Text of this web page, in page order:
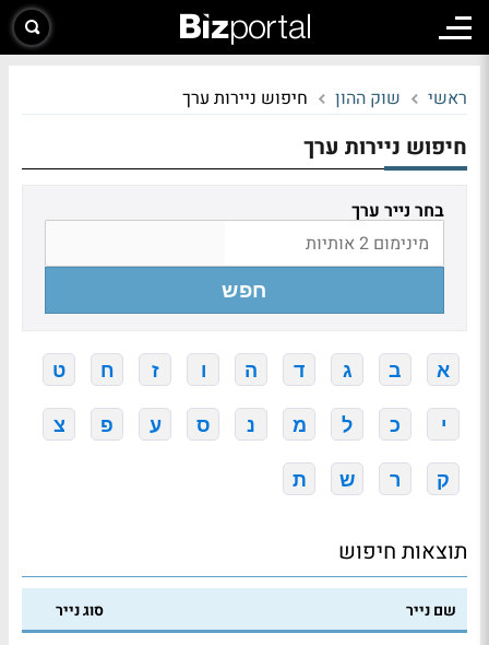
ראשי שוק ההון חיפוש ניירות ערך
חיפוש ניירות ערך
בחר נייר ערך
חפש
א ב ג ד ה ו ז ח ט
י כ ל מ נ ס ע פ צ
ק ר ש ת
תוצאות חיפוש
שם נייר סוג נייר